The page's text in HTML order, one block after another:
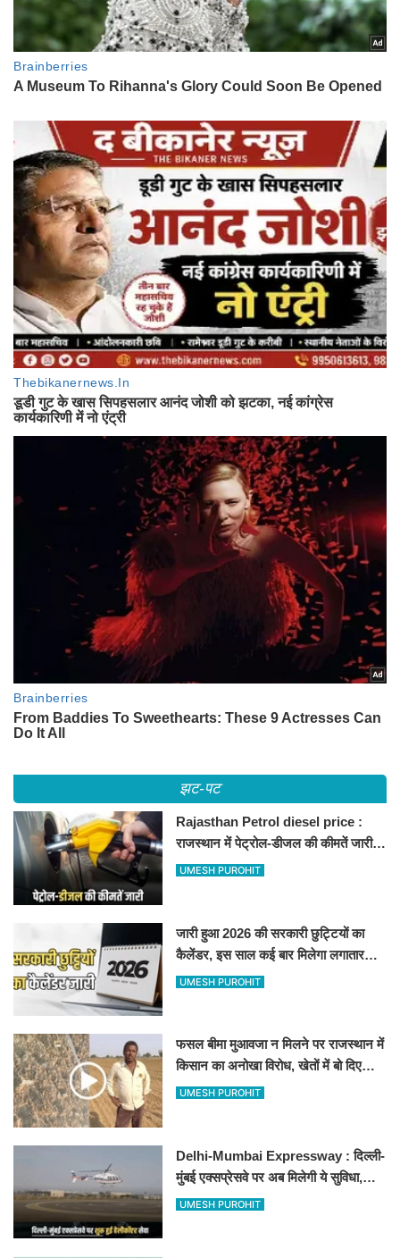
झट-पट
Rajasthan Petrol diesel price :
राजस्थान में पेट्रोल-डीजल की कीमतें जारी,
जानिए बीकानेर समेत पुरे प्रदेश में नए रेट
UMESH PUROHIT
जारी हुआ 2026 की सरकारी छुट्टियों का
कैलेंडर, इस साल कई बार मिलेगा लगातार
अवकाश, देखें
UMESH PUROHIT
फसल बीमा मुआवजा न मिलने पर राजस्थान में
किसान का अनोखा विरोध, खेतों में बो दिए
500-500 रुपए के नोट, वीडियो वायरल
UMESH PUROHIT
Delhi-Mumbai Expressway : दिल्ली-
मुंबई एक्सप्रेसवे पर अब मिलेगी ये सुविधा,
हेलीकॉप्टर सर्विस से तुरंत घायल पहुंचेगा
UMESH PUROHIT